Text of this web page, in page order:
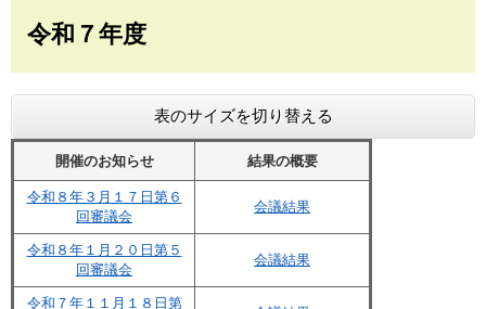
令和７年度
表のサイズを切り替える
開催のお知らせ 結果の概要
令和８年３月１７日第６
回審議会
会議結果
令和８年１月２０日第５
回審議会
会議結果
令和７年１１月１８日第